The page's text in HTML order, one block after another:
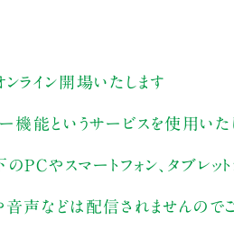
ライン開場いたします
機能というサービスを使用いた
PCやスマートフォン、タブレッ
音声などは配信されませんので